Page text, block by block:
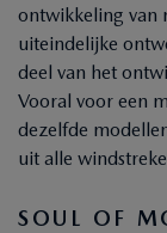
ontwikkeling van
uiteindelijke
deel van het
Vooral voor een
dezelfde
uit alle
SOUL OF